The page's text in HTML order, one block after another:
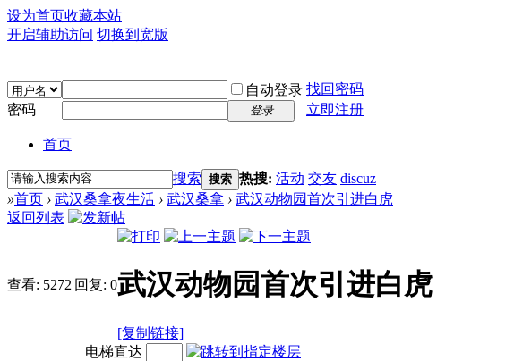
设为首页收藏本站
开启辅助访问 切换到宽版
自动登录 找回密码
密码
登录 立即注册
首页
搜索 搜索 热搜: 活动 交友 discuz
»首页 › 武汉桑拿夜生活 › 武汉桑拿 › 武汉动物园首次引进白虎
返回列表
查看: 5272|回复: 0武汉动物园首次引进白虎
[复制链接]
电梯直达